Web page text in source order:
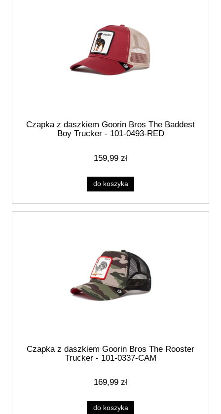
Czapka z daszkiem Goorin Bros The Baddest
Boy Trucker - 101-0493-RED
159,99 zł
do koszyka
Czapka z daszkiem Goorin Bros The Rooster
Trucker - 101-0337-CAM
169,99 zł
do koszyka